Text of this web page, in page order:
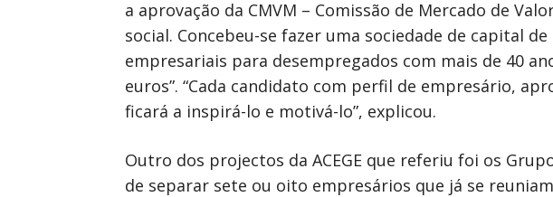
a aprovação da CMVM – Comissão de Mercado de
social. Concebeu-se fazer uma sociedade de capital
empresariais para desempregados com mais de 40
euros”. “Cada candidato com perfil de empresário,
ficará a inspirá-lo e motivá-lo”, explicou.
Outro dos projectos da ACEGE que referiu foi os
de separar sete ou oito empresários que já se